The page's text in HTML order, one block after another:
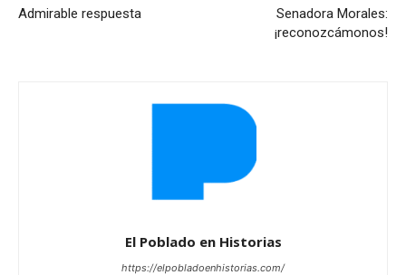
Admirable respuesta
Senadora Morales:
¡reconozcámonos!
El Poblado en Historias
https://elpobladoenhistorias.com/